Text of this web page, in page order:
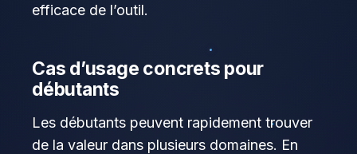
efficace de l’outil.
Cas d’usage concrets pour
débutants
Les débutants peuvent rapidement trouver
de la valeur dans plusieurs domaines. En